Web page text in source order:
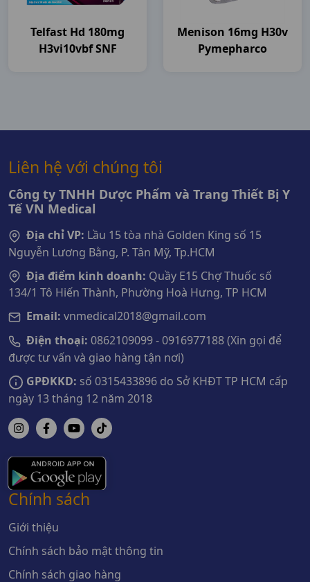
Telfast Hd 180mg
H3vi10vbf SNF
Menison 16mg H30v
Pymepharco
Liên hệ với chúng tôi
Công ty TNHH Dược Phẩm và Trang Thiết Bị Y
Tế VN Medical
Địa chỉ VP: Lầu 15 tòa nhà Golden King số 15
Nguyễn Lương Bằng, P. Tân Mỹ, Tp.HCM
Địa điểm kinh doanh: Quầy E15 Chợ Thuốc số
134/1 Tô Hiến Thành, Phường Hoà Hưng, TP HCM
Email: vnmedical2018@gmail.com
Điện thoại: 0862109099 - 0916977188 (Xin gọi để
được tư vấn và giao hàng tận nơi)
GPĐKKD: số 0315433896 do Sở KHĐT TP HCM cấp
ngày 13 tháng 12 năm 2018
Chính sách
Giới thiệu
Chính sách bảo mật thông tin
Chính sách giao hàng